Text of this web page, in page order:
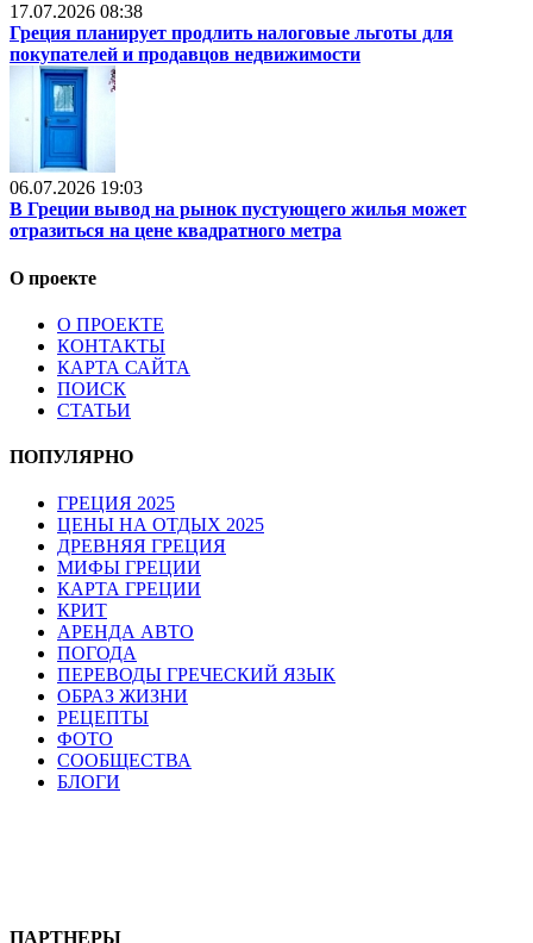
17.07.2026 08:38
Греция планирует продлить налоговые льготы для
покупателей и продавцов недвижимости
06.07.2026 19:03
В Греции вывод на рынок пустующего жилья может
отразиться на цене квадратного метра
О проекте
О ПРОЕКТЕ
КОНТАКТЫ
КАРТА САЙТА
ПОИСК
СТАТЬИ
ПОПУЛЯРНО
ГРЕЦИЯ 2025
ЦЕНЫ НА ОТДЫХ 2025
ДРЕВНЯЯ ГРЕЦИЯ
МИФЫ ГРЕЦИИ
КАРТА ГРЕЦИИ
КРИТ
АРЕНДА АВТО
ПОГОДА
ПЕРЕВОДЫ ГРЕЧЕСКИЙ ЯЗЫК
ОБРАЗ ЖИЗНИ
РЕЦЕПТЫ
ФОТО
СООБЩЕСТВА
БЛОГИ
ПАРТНЕРЫ